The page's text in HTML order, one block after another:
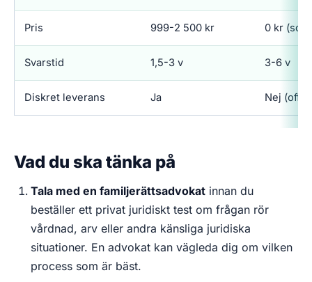
Pris 999-2 500 kr 0 kr
Svarstid 1,5-3 v 3-6 v
Diskret leverans Ja Nej
Vad du ska tänka på
Tala med en familjerättsadvokat innan du
beställer ett privat juridiskt test om frågan rör
vårdnad, arv eller andra känsliga juridiska
situationer. En advokat kan vägleda dig om vilken
process som är bäst.